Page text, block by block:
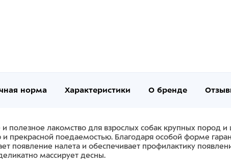
норма Характеристики О бренде
полезное лакомство для взрослых собак крупных пород
и прекрасной поедаемостью. Благодаря особой форме
появление налета и обеспечивает профилактику
массирует десны.